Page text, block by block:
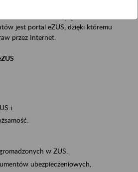
jest portal eZUS, dzięki któremu
przez Internet.
i
w ZUS,
ubezpieczeniowych,